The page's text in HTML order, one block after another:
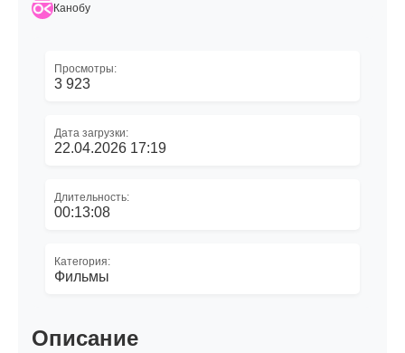
Канобу
Просмотры:
3 923
Дата загрузки:
22.04.2026 17:19
Длительность:
00:13:08
Категория:
Фильмы
Описание